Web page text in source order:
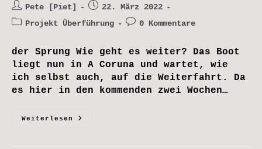
Beitrags-
Autor:
Pete [Piet]
Beitrag
veröffentlicht:
22. März 2022
Beitrags-
Projekt Überführung
Beitrags-
0 Kommentare
der Sprung Wie geht es weiter? Das Boot
liegt nun in A Coruna und wartet, wie
ich selbst auch, auf die Weiterfahrt. Da
es hier in den kommenden zwei Wochen…
Weiterlesen
Der